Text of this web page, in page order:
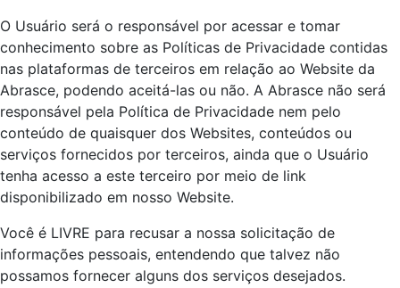
O Usuário será o responsável por acessar e tomar
conhecimento sobre as Políticas de Privacidade contidas
nas plataformas de terceiros em relação ao Website da
Abrasce, podendo aceitá-las ou não. A Abrasce não será
responsável pela Política de Privacidade nem pelo
conteúdo de quaisquer dos Websites, conteúdos ou
serviços fornecidos por terceiros, ainda que o Usuário
tenha acesso a este terceiro por meio de link
disponibilizado em nosso Website.
Você é LIVRE para recusar a nossa solicitação de
informações pessoais, entendendo que talvez não
possamos fornecer alguns dos serviços desejados.